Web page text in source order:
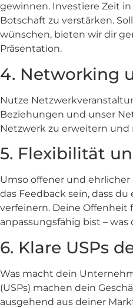
gewinnen. Investiere Zeit
Botschaft zu verstärken.
wünschen, bieten wir dir
Präsentation.
4. Networking
Nutze
Beziehungen und unser
Netzwerk zu erweitern und
5. Flexibilität
Umso offener und
das Feedback sein, dass
verfeinern. Deine Offenheit
anpassungsfähig bist –
6. Klare USPs
Was macht dein
(USPs) machen dein
ausgehend aus deiner